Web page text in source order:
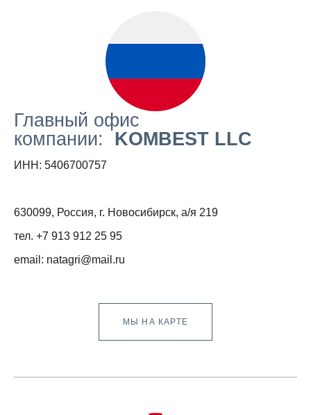
Главный офис
компании: KOMBEST LLC
ИНН: 5406700757
630099, Россия, г. Новосибирск, а/я 219
тел. +7 913 912 25 95
email: natagri@mail.ru
МЫ НА КАРТЕ